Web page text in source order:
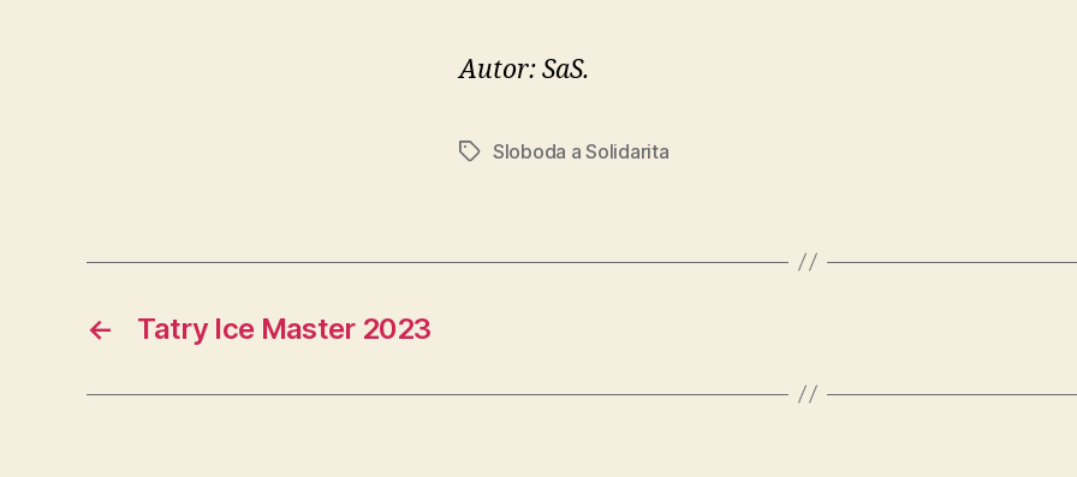
Autor: SaS.
ZnačkySloboda a Solidarita
← Tatry Ice Master 2023